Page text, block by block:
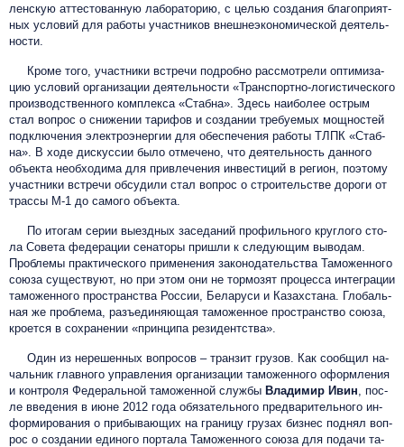
ленс­кую ат­тесто­ван­ную ла­бора­торию, с целью соз­да­ния бла­гоп­ри­ят­
ных ус­ло­вий для ра­боты участ­ни­ков внеш­не­эко­но­ми­чес­кой де­ятель­
нос­ти.
Кроме того, участники встречи под­робно расс­мот­ре­ли оп­ти­миза­
цию ус­ло­вий ор­га­низа­ции де­ятель­нос­ти «Транс­пор­тно-ло­гис­ти­чес­ко­го
про­из­водс­твен­но­го комп­лек­са «Стаб­на». Здесь наиболее острым
стал вопрос о сни­жении та­рифов и соз­да­нии тре­бу­емых мощ­ностей
подк­лю­чения элект­ро­энер­гии для обес­пе­чения ра­боты ТЛПК «Стаб­
на». В ходе дискуссии было отмечено, что де­ятель­ность данного
объ­ек­та не­об­хо­дима для прив­ле­чения ин­вести­ций в ре­ги­он, поэтому
участники встречи обсудили стал воп­рос о стро­итель­стве до­ро­ги от
трас­сы М-1 до са­мо­го объ­ек­та.
По итогам се­рии вы­езд­ных за­седа­ний про­филь­но­го круг­ло­го сто­
ла Со­вета фе­дера­ции сенаторы пришли к следующим выводам.
Проб­ле­мы прак­ти­чес­ко­го при­мене­ния за­коно­датель­ства Та­можен­но­го
со­юза су­щест­ву­ют, но при этом они не тор­мо­зят про­цес­са ин­тегра­ции
та­можен­но­го прост­ранс­тва Рос­сии, Беларуси и Ка­захс­та­на. Гло­баль­
ная же проб­ле­ма, разъ­еди­ня­ющая та­можен­ное прост­ранс­тво со­юза,
кроется в сох­ра­нении «прин­ци­па ре­зидентства».
Один из не­решен­ных воп­ро­сов – тран­зи­т гру­зов. Как сообщил на­
чаль­ни­к глав­но­го уп­равле­ния ор­га­низа­ции та­можен­но­го оформ­ле­ния
и конт­ро­ля Фе­дераль­ной та­можен­ной служ­бы Вла­дими­р Иви­н , пос­
ле вве­дения в июне 2012 го­да обя­затель­но­го пред­ва­ритель­но­го ин­
форми­рова­ния о при­быва­ющих на гра­ницу гру­зах биз­нес под­нял воп­
рос о соз­да­нии еди­ного пор­та­ла Таможенного союза для по­дачи та­